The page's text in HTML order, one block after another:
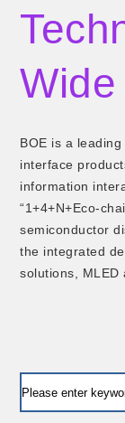
BOE is a
interface
information
“1+4+N+Eco-
semiconductor
the integrated
solutions, MLED